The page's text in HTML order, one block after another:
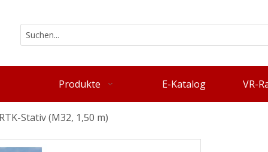
Produkte E-Katalog VR-
Stativ (M32, 1,50 m)